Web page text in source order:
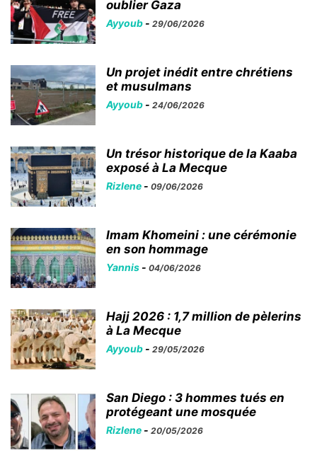
oublier Gaza
Ayyoub - 29/06/2026
Un projet inédit entre chrétiens
et musulmans
Ayyoub - 24/06/2026
Un trésor historique de la Kaaba
exposé à La Mecque
Rizlene - 09/06/2026
Imam Khomeini : une cérémonie
en son hommage
Yannis - 04/06/2026
Hajj 2026 : 1,7 million de pèlerins
à La Mecque
Ayyoub - 29/05/2026
San Diego : 3 hommes tués en
protégeant une mosquée
Rizlene - 20/05/2026